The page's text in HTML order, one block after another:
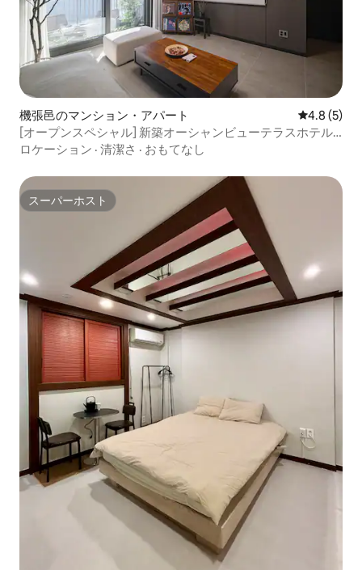
機張邑のマンション・アパート レビュー5
4.8 (5)
[オープンスペシャル] 新築オーシャンビューテラスホテル
海雲台 デラックススイート、松亭海水浴場まで5分、部屋d
ロケーション · 清潔さ · おもてなし
スーパーホスト
スーパーホスト